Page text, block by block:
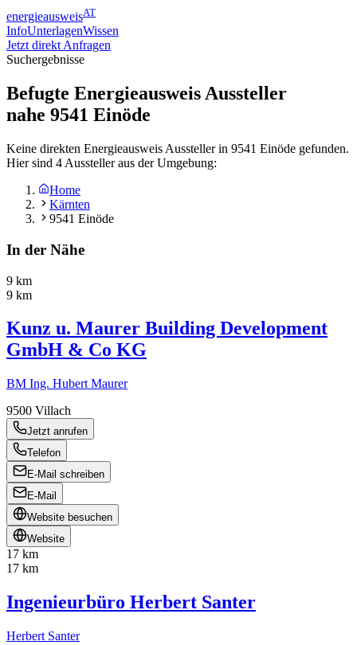
energieausweisAT
InfoUnterlagenWissen
Jetzt direkt Anfragen
Suchergebnisse
Befugte Energieausweis Aussteller
nahe 9541 Einöde
Keine direkten Energieausweis Aussteller in 9541 Einöde gefunden.
Hier sind 4 Aussteller aus der Umgebung:
Home
Kärnten
9541 Einöde
In der Nähe
9 km
9 km
Kunz u. Maurer Building Development
GmbH & Co KG
BM Ing. Hubert Maurer
9500 Villach
Jetzt anrufen
Telefon
E-Mail schreiben
E-Mail
Website besuchen
Website
17 km
17 km
Ingenieurbüro Herbert Santer
Herbert Santer